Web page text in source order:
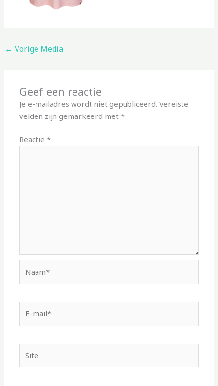
← Vorige Media
Geef een reactie
Je e-mailadres wordt niet gepubliceerd. Vereiste
velden zijn gemarkeerd met*
Reactie*
mail*